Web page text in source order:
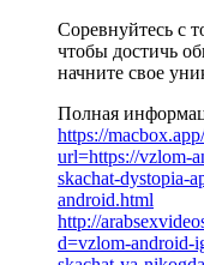
Соревнуйтесь с
чтобы достичь
начните свое
Полная
https://
url=https://vzlom-
skachat-dystopia-
android.html
http://
d=vzlom-android-